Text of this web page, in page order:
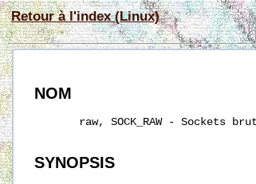
Retour à l'index (Linux)
NOM
raw, SOCK_RAW - Sockets
SYNOPSIS